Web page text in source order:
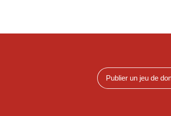
Publier un jeu de